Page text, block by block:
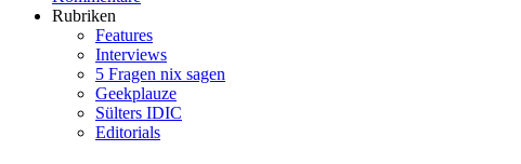
Rubriken
Features
Interviews
5 Fragen nix sagen
Geekplauze
Sülters IDIC
Editorials